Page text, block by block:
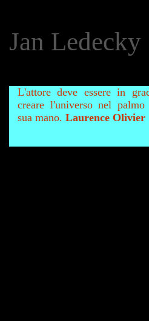
Jan Ledecky
L'attore deve essere in
creare l'universo nel palmo
sua mano. Laurence Olivier